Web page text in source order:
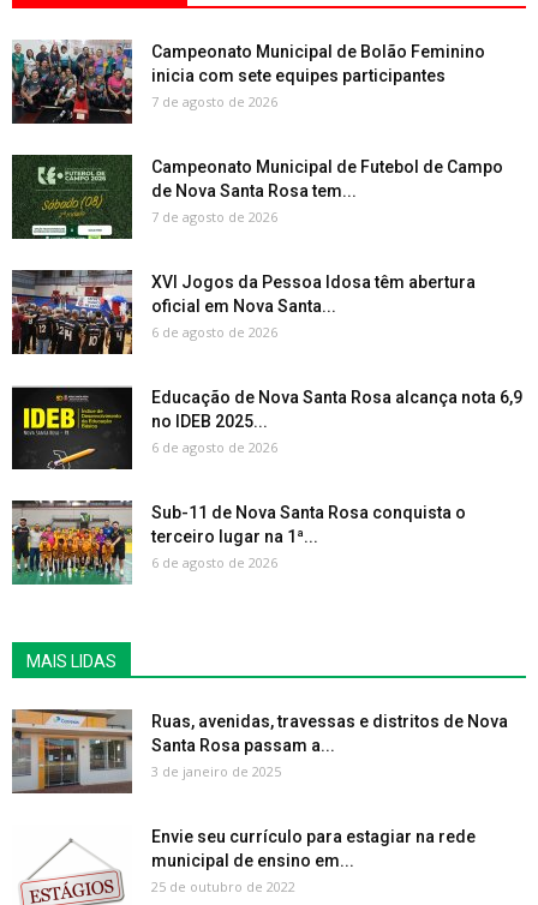
Campeonato Municipal de Bolão Feminino
inicia com sete equipes participantes
7 de agosto de 2026
Campeonato Municipal de Futebol de Campo
de Nova Santa Rosa tem...
7 de agosto de 2026
XVI Jogos da Pessoa Idosa têm abertura
oficial em Nova Santa...
6 de agosto de 2026
Educação de Nova Santa Rosa alcança nota 6,9
no IDEB 2025...
6 de agosto de 2026
Sub-11 de Nova Santa Rosa conquista o
terceiro lugar na 1ª...
6 de agosto de 2026
MAIS LIDAS
Ruas, avenidas, travessas e distritos de Nova
Santa Rosa passam a...
3 de janeiro de 2025
Envie seu currículo para estagiar na rede
municipal de ensino em...
25 de outubro de 2022